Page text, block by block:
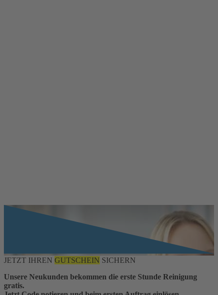
JETZT IHREN GUTSCHEIN SICHERN
Unsere Neukunden bekommen die erste Stunde Reinigung
gratis.